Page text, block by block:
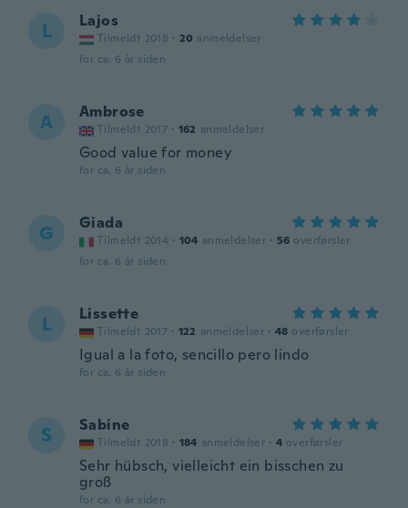
L Lajos
Tilmeldt 2018 · 20 anmeldelser
for ca. 6 år siden
A Ambrose
Tilmeldt 2017 · 162 anmeldelser
Good value for money
for ca. 6 år siden
G Giada
Tilmeldt 2014 · 104 anmeldelser · 56 overførsler
for ca. 6 år siden
L Lissette
Tilmeldt 2017 · 122 anmeldelser · 48 overførsler
Igual a la foto, sencillo pero lindo
for ca. 6 år siden
S Sabine
Tilmeldt 2018 · 184 anmeldelser · 4 overførsler
Sehr hübsch, vielleicht ein bisschen zu
groß
for ca. 6 år siden